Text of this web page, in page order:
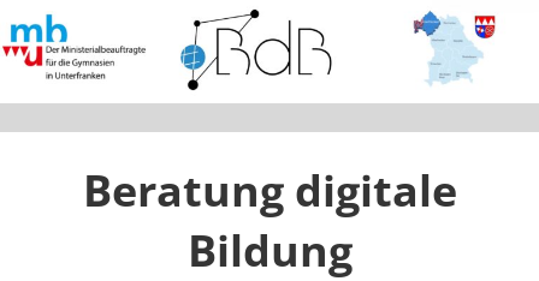
Inhalt
springen
Beratung digitale
Bildung